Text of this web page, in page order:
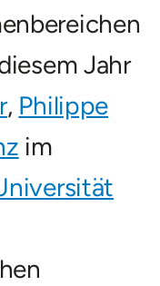
Jahr
, Philippe
im